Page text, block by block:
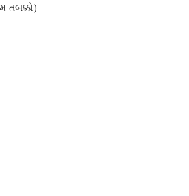
તબક્કો)